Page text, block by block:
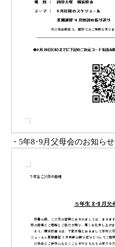
・5年8･9月父母会のお知らせ